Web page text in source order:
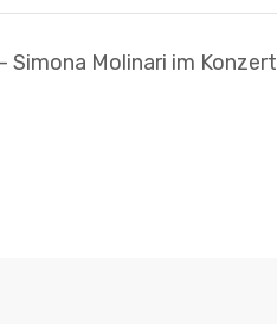
Simona Molinari im Konzert